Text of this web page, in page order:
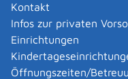
Kontakt
Infos zur privaten
Einrichtungen
Öffnungszeiten/
Hausanschrift
Trochtelfinger Straße 1
72820 Tourist-
Zur elektronischen